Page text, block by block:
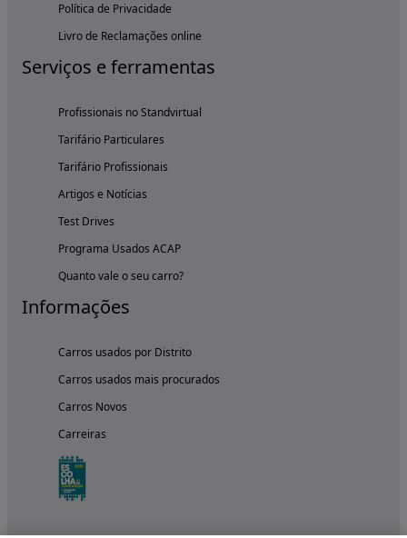
Política de Privacidade
Livro de Reclamações online
Serviços e ferramentas
Profissionais no Standvirtual
Tarifário Particulares
Tarifário Profissionais
Artigos e Notícias
Test Drives
Programa Usados ACAP
Quanto vale o seu carro?
Informações
Carros usados por Distrito
Carros usados mais procurados
Carros Novos
Carreiras